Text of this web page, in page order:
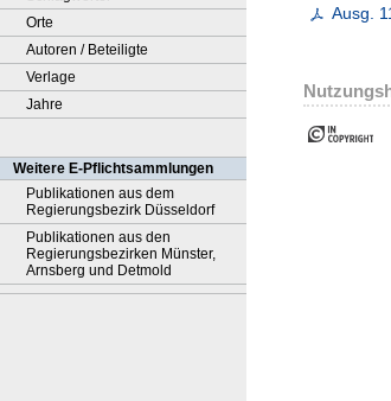
Orte
Autoren / Beteiligte
Verlage
Jahre
Weitere E-Pflichtsammlungen
Publikationen aus dem
Regierungsbezirk Düsseldorf
Publikationen aus den
Regierungsbezirken Münster,
Arnsberg und Detmold
Ausg.